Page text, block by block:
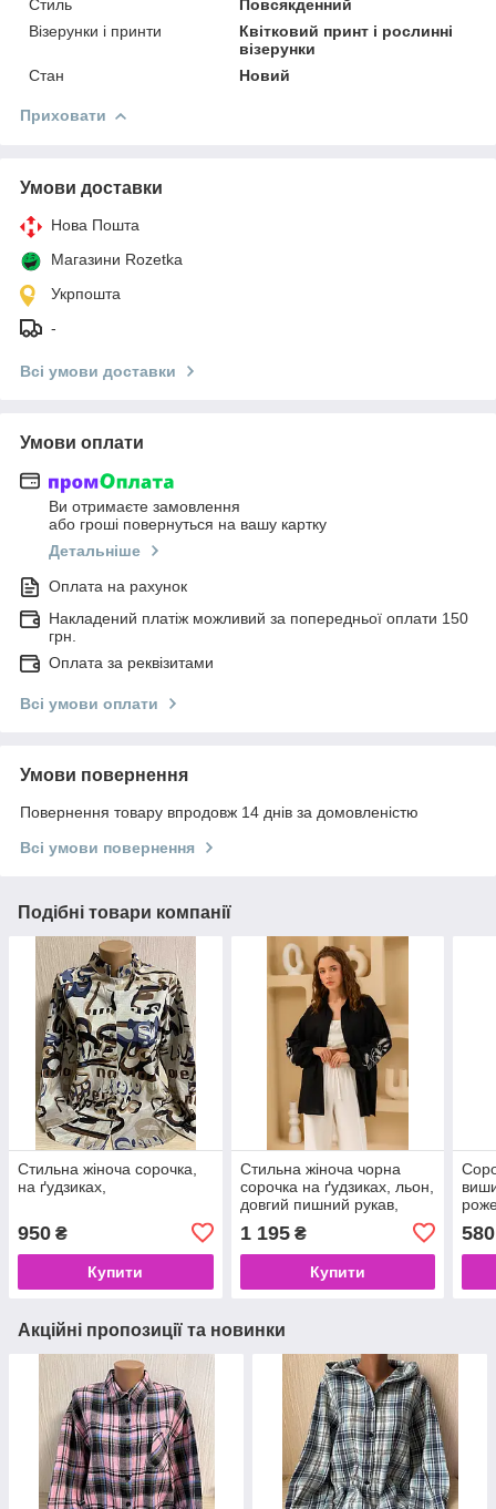
Стиль
Повсякденний
Візерунки і принти
Квітковий принт і рослинні
візерунки
Стан
Новий
Приховати
Умови доставки
Нова Пошта
Магазини Rozetka
Укрпошта
-
Всі умови доставки
Умови оплати
Ви отримаєте замовлення
або гроші повернуться на вашу картку
Детальніше
Оплата на рахунок
Накладений платіж можливий за попередньої оплати 150
грн.
Оплата за реквізитами
Всі умови оплати
Умови повернення
Повернення товару впродовж 14 днів за домовленістю
Всі умови повернення
Подібні товари компанії
Стильна жіноча сорочка,
на ґудзиках,
950 ₴
Купити
Стильна жіноча чорна
сорочка на ґудзиках, льон,
довгий пишний рукав,
1 195₴
Купити
580
Акційні пропозиції та новинки